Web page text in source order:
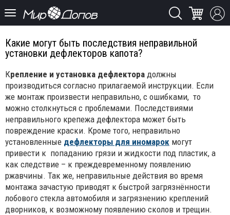
Какие могут быть последствия неправильной
установки дефлекторов капота?
Крепление и установка дефлектора должны
производиться согласно прилагаемой инструкции. Если
же монтаж произвести неправильно, с ошибками, то
можно столкнуться с проблемами. Последствиями
неправильного крепежа дефлектора может быть
повреждение краски. Кроме того, неправильно
установленные дефлекторы для иномарок могут
привести к попаданию грязи и жидкости под пластик, а
как следствие – к преждевременному появлению
ржавчины. Так же, неправильные действия во время
монтажа зачастую приводят к быстрой загрязнённости
лобового стекла автомобиля и загрязнению креплений
дворников, к возможному появлению сколов и трещин.